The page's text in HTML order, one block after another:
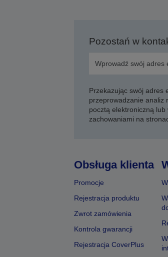
Pozostań w
Przekazując swój adres
przeprowadzanie analiz
pocztą elektroniczną
zachowaniami na
Obsługa klienta
Promocje
Rejestracja produktu
Zwrot zamówienia
Kontrola gwarancji
Rejestracja CoverPlus